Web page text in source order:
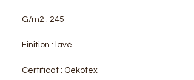
G/m2 : 245
Finition : lavé
Certificat : Oekotex